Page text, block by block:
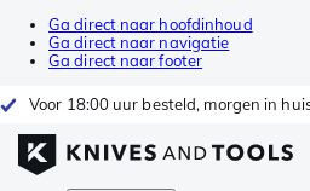
Ga direct naar hoofdinhoud
Ga direct naar navigatie
Ga direct naar footer
Voor 18:00 uur besteld, morgen in